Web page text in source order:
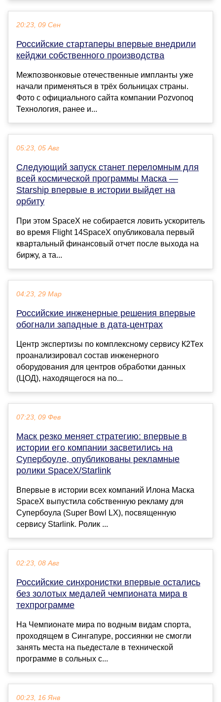
20:23, 09 Сен
Российские стартаперы впервые внедрили
кейджи собственного производства
Межпозвонковые отечественные импланты уже
начали применяться в трёх больницах страны.
Фото с официального сайта компании Pozvonoq
Технология, ранее и...
05:23, 05 Авг
Следующий запуск станет переломным для
всей космической программы Маска —
Starship впервые в истории выйдет на
орбиту
При этом SpaceX не собирается ловить ускоритель
во время Flight 14SpaceX опубликовала первый
квартальный финансовый отчет после выхода на
биржу, а та...
04:23, 29 Мар
Российские инженерные решения впервые
обогнали западные в дата-центрах
Центр экспертизы по комплексному сервису К2Тех
проанализировал состав инженерного
оборудования для центров обработки данных
(ЦОД), находящегося на по...
07:23, 09 Фев
Маск резко меняет стратегию: впервые в
истории его компании засветились на
Супербоуле, опубликованы рекламные
ролики SpaceX/Starlink
Впервые в истории всех компаний Илона Маска
SpaceX выпустила собственную рекламу для
Супербоула (Super Bowl LX), посвященную
сервису Starlink. Ролик ...
02:23, 08 Авг
Российские синхронистки впервые остались
без золотых медалей чемпионата мира в
техпрограмме
На Чемпионате мира по водным видам спорта,
проходящем в Сингапуре, россиянки не смогли
занять места на пьедестале в технической
программе в сольных с...
00:23, 16 Янв